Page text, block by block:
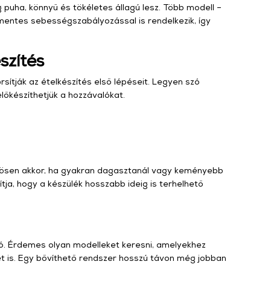
könnyű és tökéletes állagú lesz. Több modell –
sebességszabályozással is rendelkezik, így
az ételkészítés első lépéseit. Legyen szó
a hozzávalókat.
akkor, ha gyakran dagasztanál vagy keményebb
hogy a készülék hosszabb ideig is terhelhető
Érdemes olyan modelleket keresni, amelyekhez
Egy bővíthető rendszer hosszú távon még jobban